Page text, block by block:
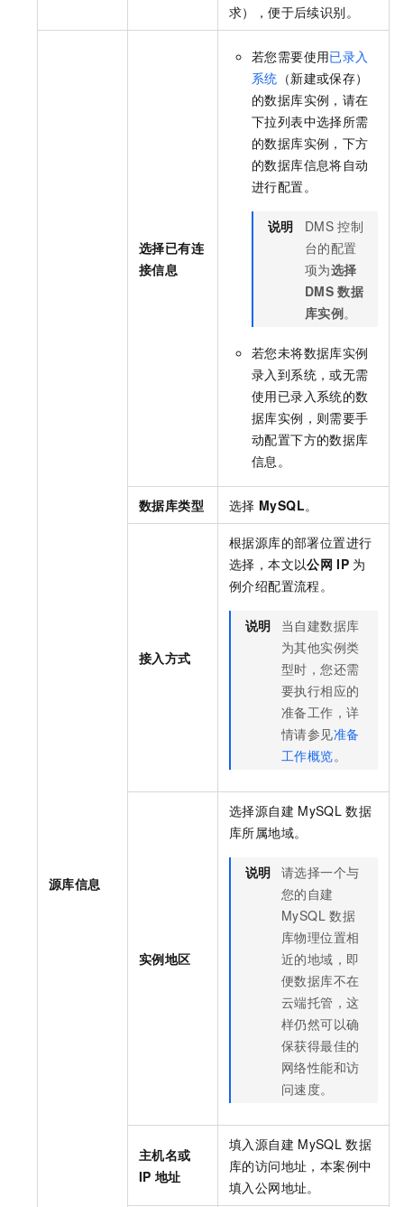
求），便于后续识别。
源库信息
选择已有连
接信息
若您需要使用已录入
系统 （新建或保存）
的数据库实例，请在
下拉列表中选择所需
的数据库实例，下方
的数据库信息将自动
进行配置。
说明 DMS 控制
台的配置
项为选择
DMS 数据
库实例。
若您未将数据库实例
录入到系统，或无需
使用已录入系统的数
据库实例，则需要手
动配置下方的数据库
信息。
数据库类型 选择 MySQL。
接入方式
根据源库的部署位置进行
选择，本文以公网 IP 为
例介绍配置流程。
说明
当自建数据库
为其他实例类
型时，您还需
要执行相应的
准备工作，详
情请参见准备
工作概览。
实例地区
选择源自建 MySQL 数据
库所属地域。
说明 请选择一个与
您的自建
MySQL 数据
库物理位置相
近的地域，即
便数据库不在
云端托管，这
样仍然可以确
保获得最佳的
网络性能和访
问速度。
主机名或
IP 地址
填入源自建 MySQL 数据
库的访问地址，本案例中
填入公网地址。